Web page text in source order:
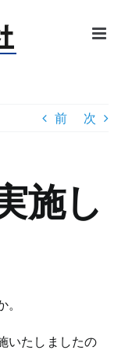
前 次
施し
いたしましたの